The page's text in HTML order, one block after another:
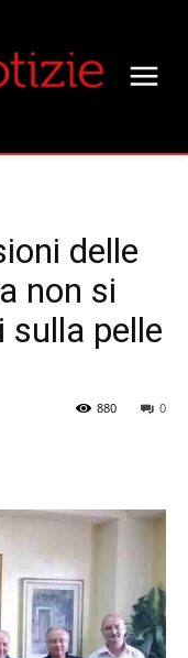
delle
non si
sulla pelle
0
880